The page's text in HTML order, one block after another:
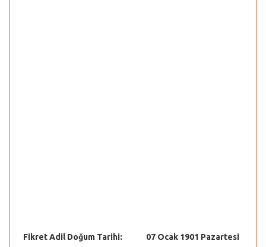
Fikret Adil Doğum Tarihi: 07 Ocak 1901 Pazartesi